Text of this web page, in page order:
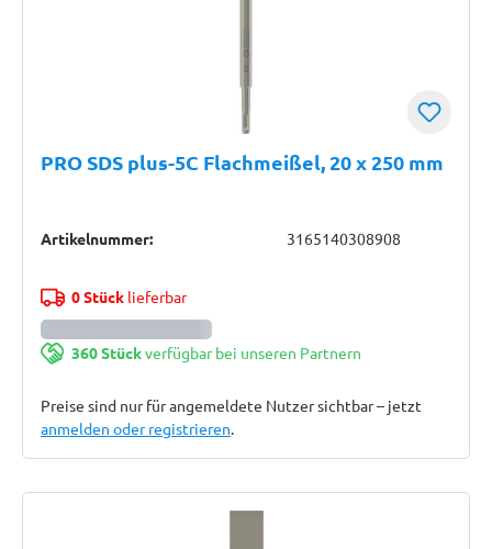
PRO SDS plus-5C Flachmeißel, 20 x 250 mm
Artikelnummer: 3165140308908
0 Stücklieferbar
360 Stückverfügbar bei unseren Partnern
Preise sind nur für angemeldete Nutzer sichtbar – jetzt
anmelden oder registrieren.